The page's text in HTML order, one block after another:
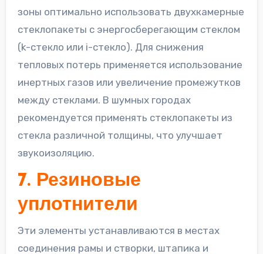
зоны оптимально использовать двухкамерные
стеклопакеты с энергосберегающим стеклом
(k-стекло или i-стекло). Для снижения
тепловых потерь применяется использование
инертных газов или увеличение промежутков
между стеклами. В шумных городах
рекомендуется применять стеклопакеты из
стекла различной толщины, что улучшает
звукоизоляцию.
7. Резиновые
уплотнители
Эти элементы устанавливаются в местах
соединения рамы и створки, штапика и